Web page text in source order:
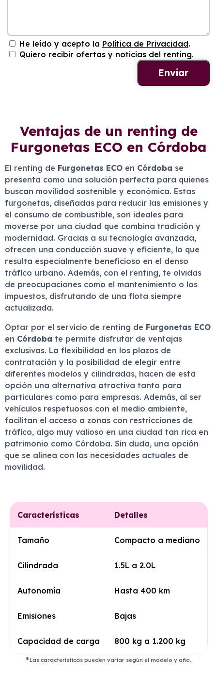
He leído y acepto la Política de Privacidad.
Quiero recibir ofertas y noticias del renting.
Ventajas de un renting de
Furgonetas ECO en Córdoba
El renting de Furgonetas ECO en Córdoba se
presenta como una solución perfecta para quienes
buscan movilidad sostenible y económica. Estas
furgonetas, diseñadas para reducir las emisiones y
el consumo de combustible, son ideales para
moverse por una ciudad que combina tradición y
modernidad. Gracias a su tecnología avanzada,
ofrecen una conducción suave y eficiente, lo que
resulta especialmente beneficioso en el denso
tráfico urbano. Además, con el renting, te olvidas
de preocupaciones como el mantenimiento o los
impuestos, disfrutando de una flota siempre
actualizada.
Optar por el servicio de renting de Furgonetas ECO
en Córdoba te permite disfrutar de ventajas
exclusivas. La flexibilidad en los plazos de
contratación y la posibilidad de elegir entre
diferentes modelos y cilindradas, hacen de esta
opción una alternativa atractiva tanto para
particulares como para empresas. Además, al ser
vehículos respetuosos con el medio ambiente,
facilitan el acceso a zonas con restricciones de
tráfico, algo muy valioso en una ciudad tan rica en
patrimonio como Córdoba. Sin duda, una opción
que se alinea con las necesidades actuales de
movilidad.
Características Detalles
Tamaño Compacto a mediano
Cilindrada 1.5L a 2.0L
Autonomía Hasta 400 km
Emisiones Bajas
Capacidad de carga 800 kg a 1.200 kg
Las características pueden variar según el modelo y año.